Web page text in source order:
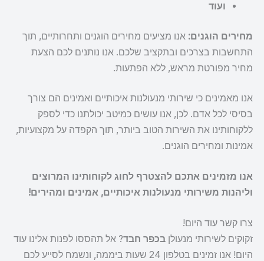
ועוד
מחירים הוגנים: אנו מציעים מחירים הוגנים ותחרותיים, תוך
התחשבות בצרכים ובתקציב שלכם. אנו נותנים לכם הצעת
מחיר מפורטת מראש, ללא הפתעות.
אנו מאמינים כי שירותי מנעולנות איכותיים ואמינים הם צורך
בסיסי לכל אדם. לכן, אנו עושים כמיטב יכולתנו כדי לספק
ללקוחותינו את השירות הטוב ביותר, תוך הקפדה על מקצועיות,
אמינות ומחירים הוגנים.
אנו מזמינים אתכם להצטרף לחוג לקוחותינו המרוצים
וליהנות משירותי מנעולנות איכותיים, אמינים ומהירים!
צרו קשר עוד היום!
זקוקים לשירותי מנעולן בכפר חבד? אל תהססו לפנות אלינו עוד
היום! אנו זמינים בטלפון 24 שעות ביממה, ונשמח לסייע לכם